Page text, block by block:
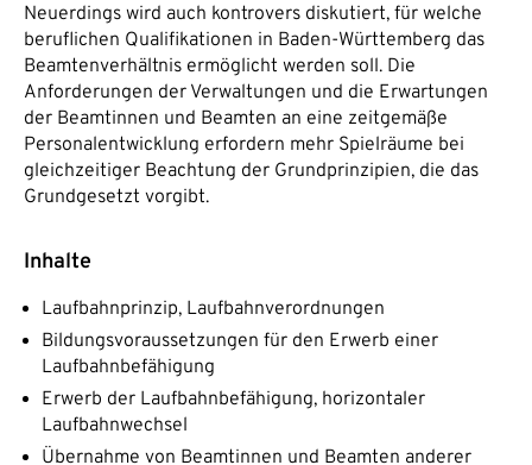
Neuerdings wird auch kontrovers diskutiert, für welche
beruflichen Qualifikationen in Baden-Württemberg das
Beamtenverhältnis ermöglicht werden soll. Die
Anforderungen der Verwaltungen und die Erwartungen
der Beamtinnen und Beamten an eine zeitgemäße
Personalentwicklung erfordern mehr Spielräume bei
gleichzeitiger Beachtung der Grundprinzipien, die das
Grundgesetzt vorgibt.
Inhalte
Laufbahnprinzip, Laufbahnverordnungen
Bildungsvoraussetzungen für den Erwerb einer
Laufbahnbefähigung
Erwerb der Laufbahnbefähigung, horizontaler
Laufbahnwechsel
Übernahme von Beamtinnen und Beamten anderer